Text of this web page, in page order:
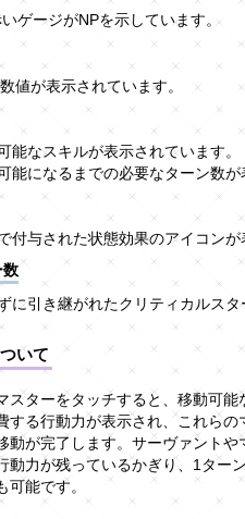
ゲージがNPを示しています。
値が表示されています。
能なスキルが表示されています。
能になるまでの必要なターン数
付与された状態効果のアイコン
数
に引き継がれたクリティカルス
いて
スターをタッチすると、移動可能
する行動力が表示され、これらの
動が完了します。サーヴァントや
動力が残っているかぎり、1ター
可能です。